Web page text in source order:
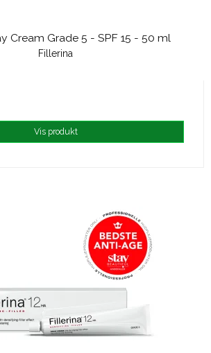
Cream Grade 5 - SPF 15 - 50 ml
Fillerina
Vis produkt